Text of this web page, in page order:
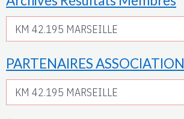
PARTENAIRES ASSOCIATION